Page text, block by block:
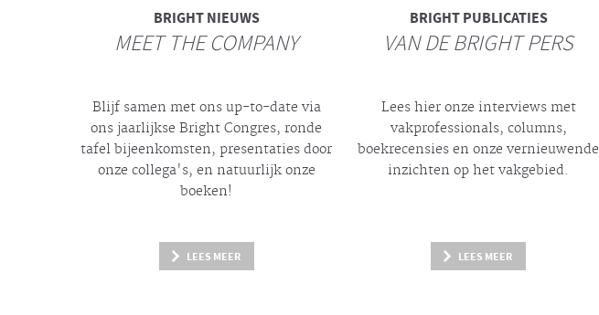
BRIGHTNIEUWS
MEET THE COMPANY
Blijf samen met ons up-to-date via
ons jaarlijkseBright Congres, ronde
tafel bijeenkomsten, presentaties door
onze collega's, en natuurlijk onze
boeken!
LEES MEER
BRIGHTPUBLICATIES
VAN DE BRIGHT PERS
Lees hier onze interviews met
vakprofessionals, columns,
boekrecensies en onze vernieuwende
inzichten op het vakgebied.
LEES MEER